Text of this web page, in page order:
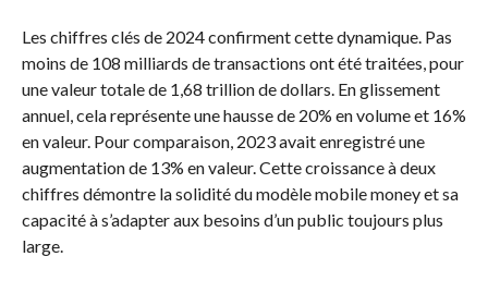
Les chiffres clés de 2024 confirment cette dynamique. Pas
moins de 108 milliards de transactions ont été traitées, pour
une valeur totale de 1,68 trillion de dollars. En glissement
annuel, cela représente une hausse de 20% en volume et 16%
en valeur. Pour comparaison, 2023 avait enregistré une
augmentation de 13% en valeur. Cette croissance à deux
chiffres démontre la solidité du modèle mobile money et sa
capacité à s’adapter aux besoins d’un public toujours plus
large.